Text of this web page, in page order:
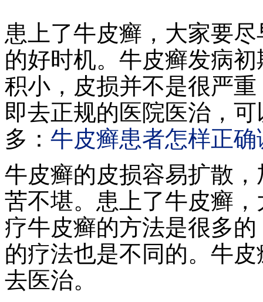
患上了牛皮癣，大家要
的好时机。牛皮癣发病
积小，皮损并不是很严
即去正规的医院医治，
多： 牛皮癣患者怎样正
牛皮癣的皮损容易扩散
苦不堪。患上了牛皮癣
疗牛皮癣的方法是很多
的疗法也是不同的。牛
去医治。